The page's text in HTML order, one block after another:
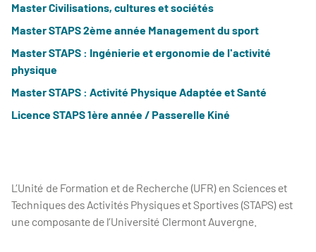
Master Civilisations, cultures et sociétés
Master STAPS 2ème année Management du sport
Master STAPS : Ingénierie et ergonomie de l'activité
physique
Master STAPS : Activité Physique Adaptée et Santé
Licence STAPS 1ère année / Passerelle Kiné
L’Unité de Formation et de Recherche (UFR) en Sciences et
Techniques des Activités Physiques et Sportives (STAPS) est
une composante de l’Université Clermont Auvergne.